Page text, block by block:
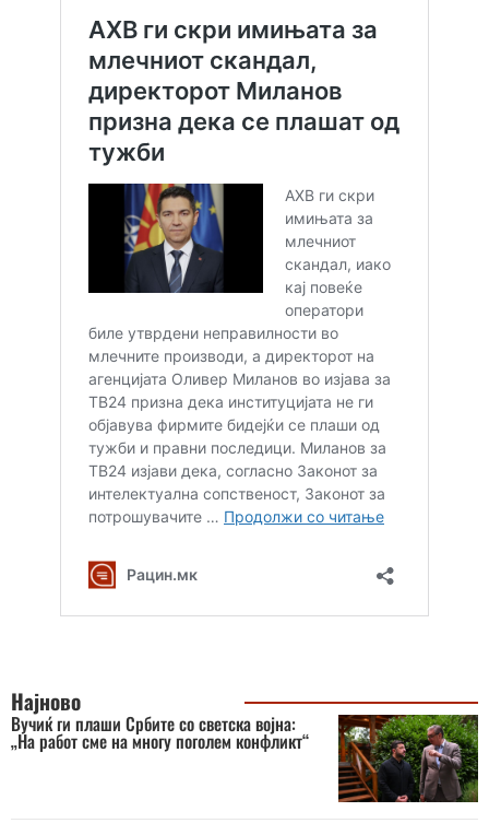
Најново
Вучиќ ги плаши Србите со светска војна:
„На работ сме на многу поголем конфликт“